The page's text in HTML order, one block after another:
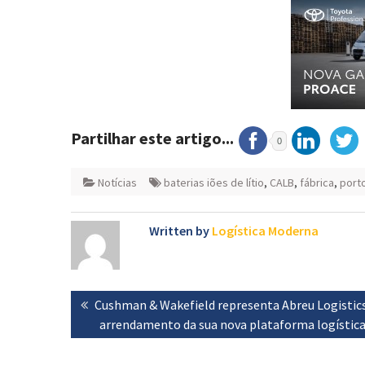
Partilhar este artigo... 0
Notícias baterias iões de lítio, CALB, fábrica,
Written by Logística Moderna
Navegação
de
artigos
Previous
post:
Cushman & Wakefield representa Abreu
arrendamento da sua nova plataforma logística